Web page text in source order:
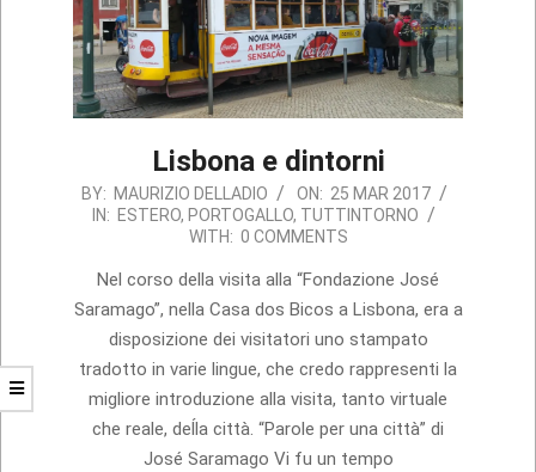
Lisbona e dintorni
2017-
03-
BY: MAURIZIO DELLADIO ON: 25 MAR 2017
IN: ESTERO, PORTOGALLO, TUTTINTORNO
WITH: 0 COMMENTS
Nel corso della visita alla “Fondazione José
Saramago”, nella Casa dos Bicos a Lisbona, era a
disposizione dei visitatori uno stampato
tradotto in varie lingue, che credo rappresenti la
migliore introduzione alla visita, tanto virtuale
che reale, deĺla città. “Parole per una città” di
José Saramago Vi fu un tempo